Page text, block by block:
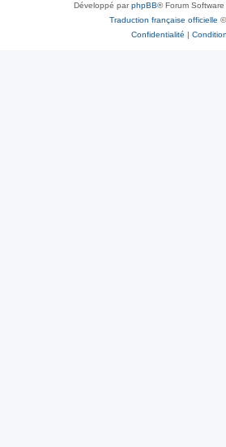
Développé parphpBB® Forum
Traduction française officielle ©
Confidentialité |